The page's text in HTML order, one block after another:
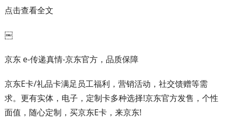
点击查看全文
￼
京东 e-传递真情-京东官方，品质保障
京东E卡/礼品卡满足员工福利，营销活动，社交馈赠等需
求。更有实体，电子，定制卡多种选择!京东官方发售，个性
面值，随心定制，买京东E卡，来京东!